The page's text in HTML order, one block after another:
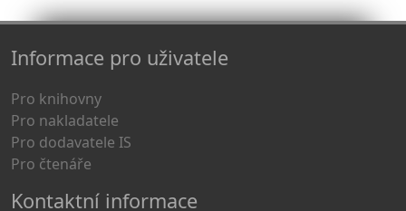
Informace pro uživatele
Pro knihovny
Pro nakladatele
Pro dodavatele IS
Pro čtenáře
Kontaktní informace